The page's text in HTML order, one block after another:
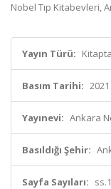
Nobel Tıp Kitabevleri,
Yayın Türü:
Basım Tarihi: 2021
Yayınevi: Ankara
Basıldığı Şehir:
Sayfa Sayıları: